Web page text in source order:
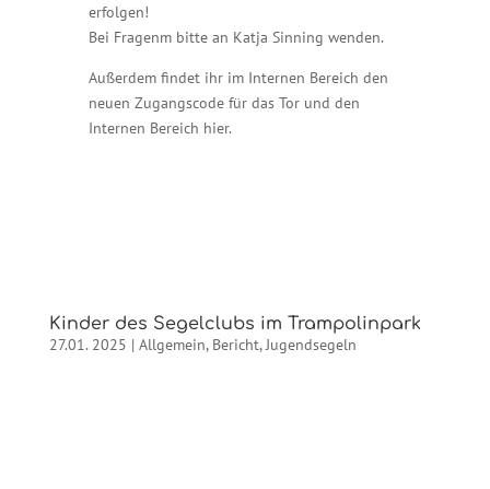
erfolgen!
Bei Fragenm bitte an Katja Sinning wenden.
Außerdem findet ihr im Internen Bereich den
neuen Zugangscode für das Tor und den
Internen Bereich hier.
Kinder des Segelclubs im Trampolinpark
27.01. 2025 | Allgemein, Bericht,Jugendsegeln